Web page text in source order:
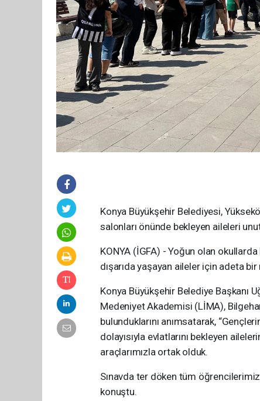
Konya Büyükşehir Belediyesi,
salonları önünde bekleyen aileleri
KONYA (İGFA) - Yoğun olan
dışarıda yaşayan aileler için adeta
Konya Büyükşehir Belediye Başkanı
Medeniyet Akademisi (LİMA),
bulunduklarını anımsatarak,
dolayısıyla evlatlarını bekleyen
araçlarımızla ortak olduk.
Sınavda ter döken tüm
konuştu.